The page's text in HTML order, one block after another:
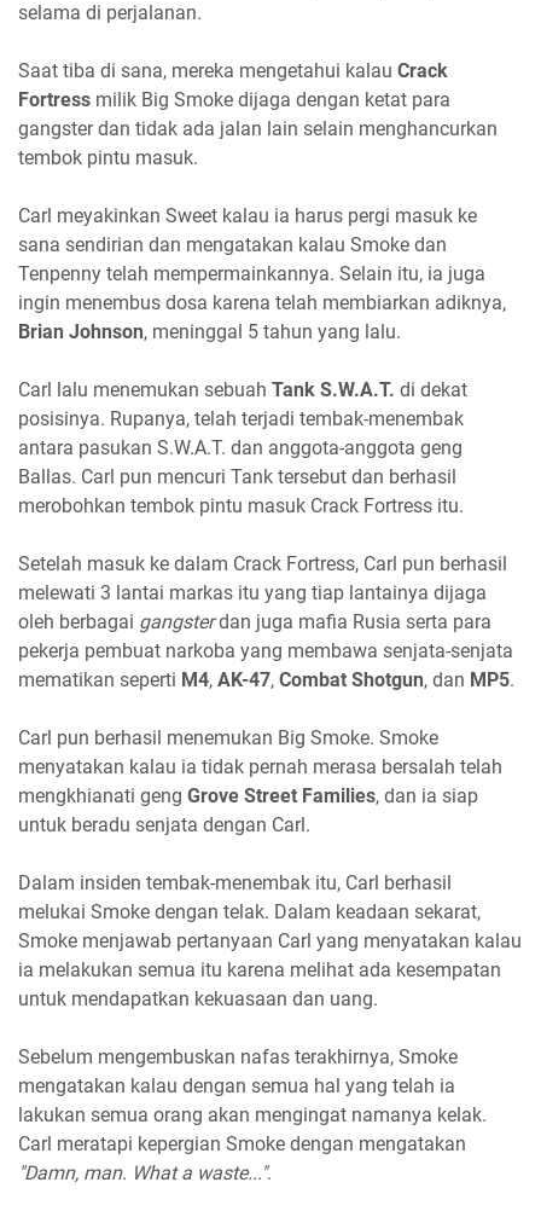
selama di perjalanan.
Saat tiba di sana, mereka mengetahui kalau Crack
Fortress milik Big Smoke dijaga dengan ketat para
gangster dan tidak ada jalan lain selain menghancurkan
tembok pintu masuk.
Carl meyakinkan Sweet kalau ia harus pergi masuk ke
sana sendirian dan mengatakan kalau Smoke dan
Tenpenny telah mempermainkannya. Selain itu, ia juga
ingin menembus dosa karena telah membiarkan adiknya,
Brian Johnson, meninggal 5 tahun yang lalu.
Carl lalu menemukan sebuah Tank S.W.A.T. di dekat
posisinya. Rupanya, telah terjadi tembak-menembak
antara pasukan S.W.A.T. dan anggota-anggota geng
Ballas. Carl pun mencuri Tank tersebut dan berhasil
merobohkan tembok pintu masuk Crack Fortress itu.
Setelah masuk ke dalam Crack Fortress, Carl pun berhasil
melewati 3 lantai markas itu yang tiap lantainya dijaga
oleh berbagai gangsterdan juga mafia Rusia serta para
pekerja pembuat narkoba yang membawa senjata-senjata
mematikan seperti M4, AK-47, Combat Shotgun, dan MP5.
Carl pun berhasil menemukan Big Smoke. Smoke
menyatakan kalau ia tidak pernah merasa bersalah telah
mengkhianati geng Grove Street Families, dan ia siap
untuk beradu senjata dengan Carl.
Dalam insiden tembak-menembak itu, Carl berhasil
melukai Smoke dengan telak. Dalam keadaan sekarat,
Smoke menjawab pertanyaan Carl yang menyatakan kalau
ia melakukan semua itu karena melihat ada kesempatan
untuk mendapatkan kekuasaan dan uang.
Sebelum mengembuskan nafas terakhirnya, Smoke
mengatakan kalau dengan semua hal yang telah ia
lakukan semua orang akan mengingat namanya kelak.
Carl meratapi kepergian Smoke dengan mengatakan
"Damn, man. What a waste...".